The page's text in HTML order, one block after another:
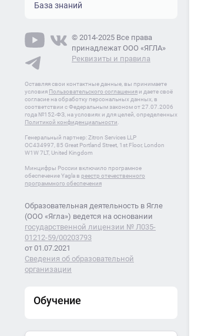
База знаний
© 2014-2025 Все права
принадлежат ООО «ЯГЛА»
Реквизиты и правила
Оставляя свои контактные данные, вы принимаете
условия Пользовательского соглашения и даете своё
согласие на обработку персональных данных, в
соответствии с Федеральным законом от 27.07.2006
года №152-ФЗ, на условиях и для целей, определенных
Политикой конфиденциальности
Генеральный партнер: Zitron Services LLP
OC434997, 85 Great Portland Street, 1st Floor, London
W1W 7LT, United Kingdom
Минцифры России включило програмное
обеспечение Yagla в реестр отечественного
программного обеспечения
Образовательная деятельность в Ягле
(ООО «Ягла») ведется на основании
государственной лицензии № Л035-
01212-59/00203793
от 01.07.2021
Сведения об образовательной
организации
Обучение